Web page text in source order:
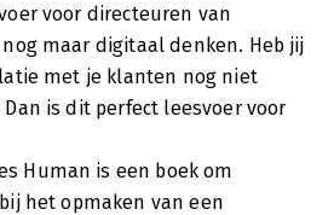
voor directeuren van
maar digitaal denken. Heb jij
met je klanten nog niet
is dit perfect leesvoer voor
Human is een boek om
het opmaken van een